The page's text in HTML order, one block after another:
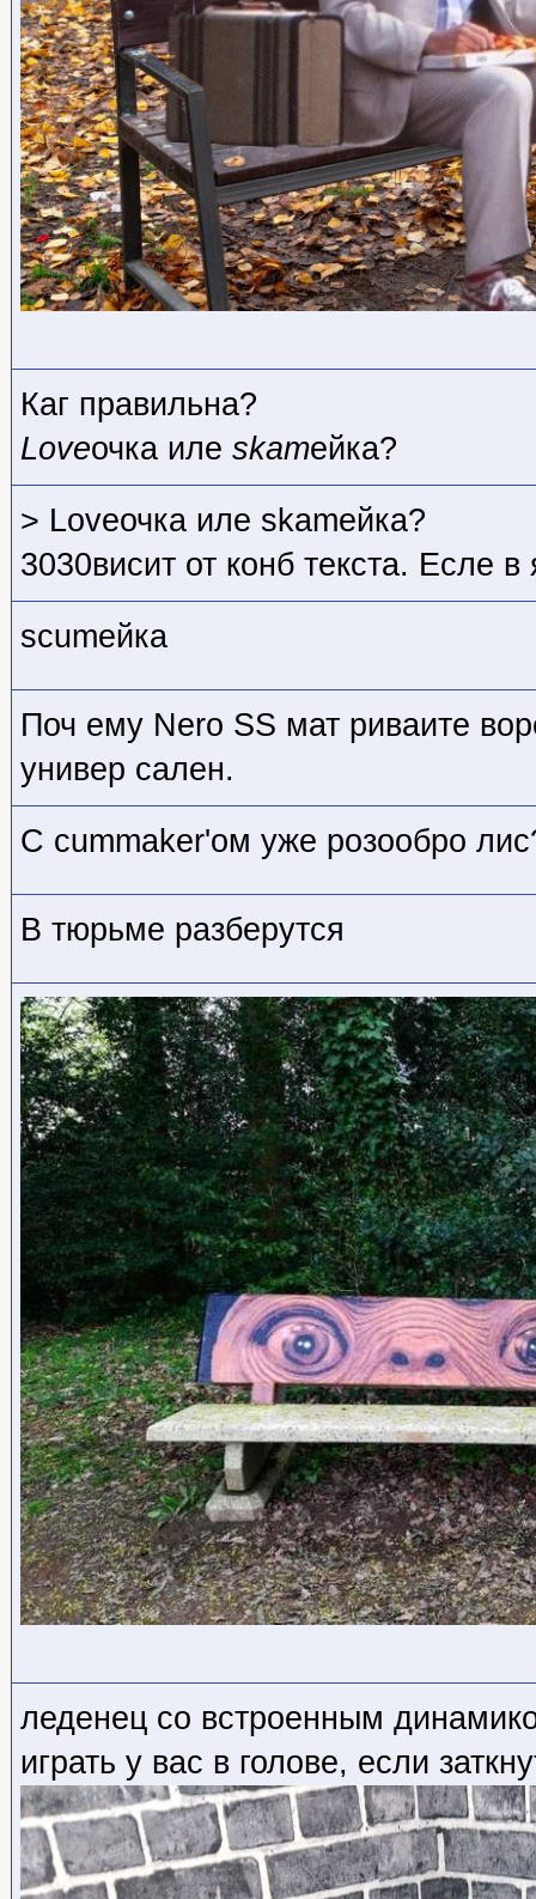
Каг правильна?
Loveочка иле skamейка?
> Loveочка иле skamейка?
3030висит от конб текста. Есле
scumейка
Поч ему Nero SS мат риваите
универ сален.
С cummaker'ом уже розообро
В тюрьме разберутся
леденец со встроенным
играть у вас в голове, если